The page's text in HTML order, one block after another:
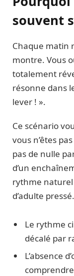
souvent
Chaque matin
montre. Vous
totalement
résonne dans
lever ! ».
Ce scénario
vous n’êtes
pas de nulle
d’un
rythme naturel
d’adulte
Le rythme
décalé par
L’absence